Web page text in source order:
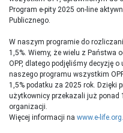
Program e-pity 2025 on-line
Publicznego.
W naszym programie do
1,5%. Wiemy, że wielu z Państwa
OPP, dlatego podjęliśmy decyzję
naszego programu wszystkim
1,5% podatku za 2025 rok. Dzięki
użytkownicy przekazali już ponad
organizacji.
Więcej informacji na www.e-